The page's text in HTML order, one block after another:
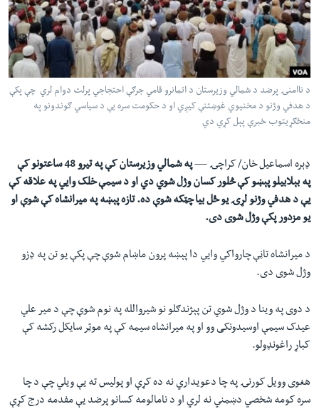
دلته
مخکې
مرکزي
لټون
واوړئ
اداریه
Learning English
FOLLOW US
ژبې
د ناامنۍ پرضد د شمالي وزیرستان د اتمانرو قامي جرګې احتجاجي پرلت دوام لري چې پکې
د هدفي وژنو د مخنيوي غوښتنې کیږي او د حکومت سره یې د سیاسي ګوندونو په
منځګړیتوب خبرې پېل کړي دي
ډېره اسماعيل خان/ کراچۍ —
په شمالي وزیرستان کې په تيرو 48 ساعتونو کې
په بېلابيلو پېښو کې څلور کسان وژل شوي دي او د سيمې خلک وايي په علاقه کې
يې د هدفي وژنو لړۍ یو ځل بیا چټکه شوې ده. تازه پېښه په میرانشاه کې شوې او
يو مزدور پکې وژل شوی دی.
د میرانشاه تاڼې چارواکي وایي دا پېښه پرون ماښام شوې چې پکې یو تن په ډزو
وژل شوی دی.
د دوی په وینا د وژل شوي تن پېژندګلو نو شیروالله په نوم شوې چې د میر علي
عیدک سیمې اوسیدونکی وو او په میرانشاه سیمه کې په موټر سایکل رکشه کې
کباړ راغونډولو.
هغوی وویل کورنۍ په چا دعویداري نه ده کړې او پولیس ته يې ويلي چې د چا
سره کومه شخصي دښمني نه لري او د نامالومه کسانو پرضد یې مفدمه درج کړې